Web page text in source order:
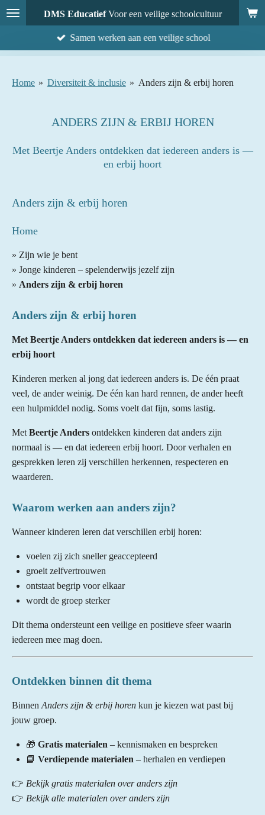
Ga
direct
DMS EducatiefVoor een veilige schoolcultuur
Samen werken aan een veilige school
Home » Diversiteit & inclusie » Anders zijn & erbij horen
ANDERS ZIJN & ERBIJ HOREN
Met Beertje Anders ontdekken dat iedereen anders is —
en erbij hoort
Anders zijn & erbij horen
Home
» Zijn wie je bent
» Jonge kinderen – spelenderwijs jezelf zijn
» Anders zijn & erbij horen
Anders zijn & erbij horen
Met Beertje Anders ontdekken dat iedereen anders is — en
erbij hoort
Kinderen merken al jong dat iedereen anders is. De één praat
veel, de ander weinig. De één kan hard rennen, de ander heeft
een hulpmiddel nodig. Soms voelt dat fijn, soms lastig.
Met Beertje Anders ontdekken kinderen dat anders zijn
normaal is — en dat iedereen erbij hoort. Door verhalen en
gesprekken leren zij verschillen herkennen, respecteren en
waarderen.
Waarom werken aan anders zijn?
Wanneer kinderen leren dat verschillen erbij horen:
voelen zij zich sneller geaccepteerd
groeit zelfvertrouwen
ontstaat begrip voor elkaar
wordt de groep sterker
Dit thema ondersteunt een veilige en positieve sfeer waarin
iedereen mee mag doen.
Ontdekken binnen dit thema
Binnen Anders zijn & erbij horen kun je kiezen wat past bij
jouw groep.
🎁 Gratis materialen – kennismaken en bespreken
📘 Verdiepende materialen – herhalen en verdiepen
👉 Bekijk gratis materialen over anders zijn
👉 Bekijk alle materialen over anders zijn